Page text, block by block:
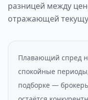
разницей между
отражающей
Плавающий спред
спокойные
подборке —